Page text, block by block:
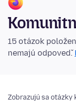
15 otázok
nemajú odpoveď.
Zobrazujú sa otázky